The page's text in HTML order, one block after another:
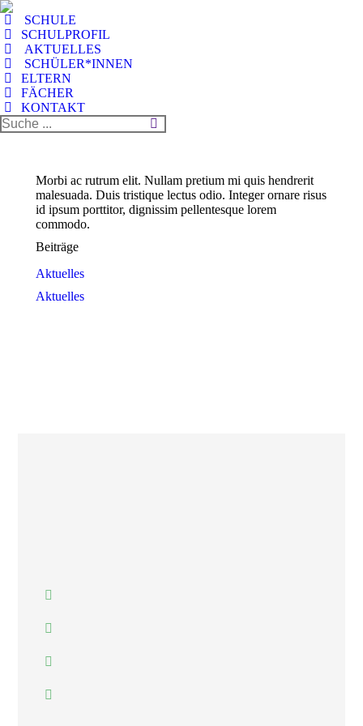
SCHULE
SCHULPROFIL
AKTUELLES
SCHÜLER*INNEN
ELTERN
FÄCHER
KONTAKT
Morbi ac rutrum elit. Nullam pretium mi quis hendrerit
malesuada. Duis tristique lectus odio. Integer ornare risus
id ipsum porttitor, dignissim pellentesque lorem
commodo.
Beiträge
Aktuelles
Aktuelles